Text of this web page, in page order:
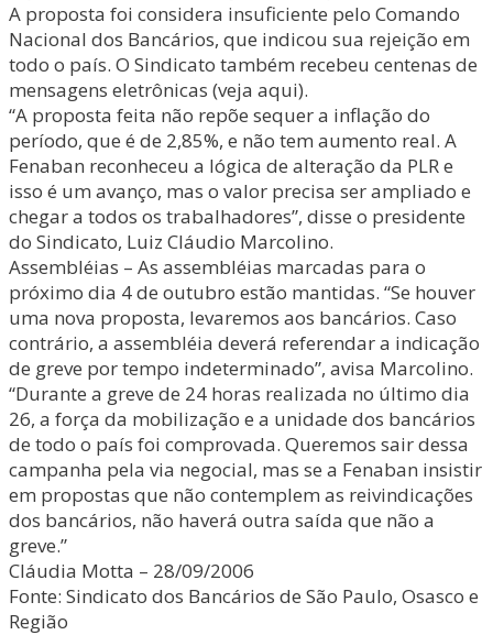
A proposta foi considera insuficiente pelo Comando
Nacional dos Bancários, que indicou sua rejeição em
todo o país. O Sindicato também recebeu centenas de
mensagens eletrônicas (veja aqui).
“A proposta feita não repõe sequer a inflação do
período, que é de 2,85%, e não tem aumento real. A
Fenaban reconheceu a lógica de alteração da PLR e
isso é um avanço, mas o valor precisa ser ampliado e
chegar a todos os trabalhadores”, disse o presidente
do Sindicato, Luiz Cláudio Marcolino.
Assembléias – As assembléias marcadas para o
próximo dia 4 de outubro estão mantidas. “Se houver
uma nova proposta, levaremos aos bancários. Caso
contrário, a assembléia deverá referendar a indicação
de greve por tempo indeterminado”, avisa Marcolino.
“Durante a greve de 24 horas realizada no último dia
26, a força da mobilização e a unidade dos bancários
de todo o país foi comprovada. Queremos sair dessa
campanha pela via negocial, mas se a Fenaban insistir
em propostas que não contemplem as reivindicações
dos bancários, não haverá outra saída que não a
greve.”
Cláudia Motta – 28/09/2006
Fonte: Sindicato dos Bancários de São Paulo, Osasco e
Região